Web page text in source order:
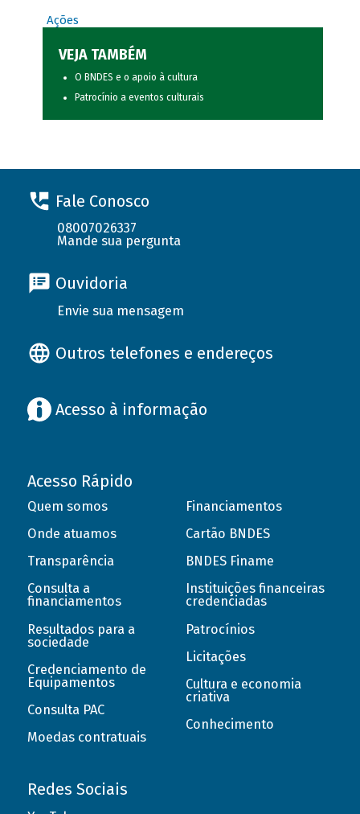
Ações
VEJA TAMBÉM
O BNDES e o apoio à cultura
Patrocínio a eventos culturais
Fale Conosco
08007026337
Mande sua pergunta
Ouvidoria
Envie sua mensagem
Outros telefones e endereços
Acesso à informação
Acesso Rápido
Quem somos
Onde atuamos
Transparência
Consulta a
financiamentos
Resultados para a
sociedade
Credenciamento de
Equipamentos
Consulta PAC
Moedas contratuais
Financiamentos
Cartão BNDES
BNDES Finame
Instituições financeiras
credenciadas
Patrocínios
Licitações
Cultura e economia
criativa
Conhecimento
Redes Sociais